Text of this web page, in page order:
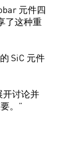
元件四
了这种重
SiC 元件
开讨论并
。”